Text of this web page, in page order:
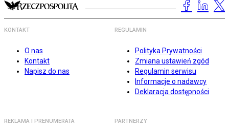
KONTAKT
O nas
Kontakt
Napisz do nas
REGULAMIN
Polityka Prywatności
Zmiana ustawień zgód
Regulamin serwisu
Informacje o nadawcy
Deklaracja dostępności
REKLAMA I PRENUMERATA PARTNERZY